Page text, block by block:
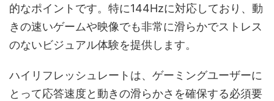
的なポイントです。特に144Hzに対応しており、動
きの速いゲームや映像でも非常に滑らかでストレス
のないビジュアル体験を提供します。
ハイリフレッシュレートは、ゲーミングユーザーに
とって応答速度と動きの滑らかさを確保する必須要